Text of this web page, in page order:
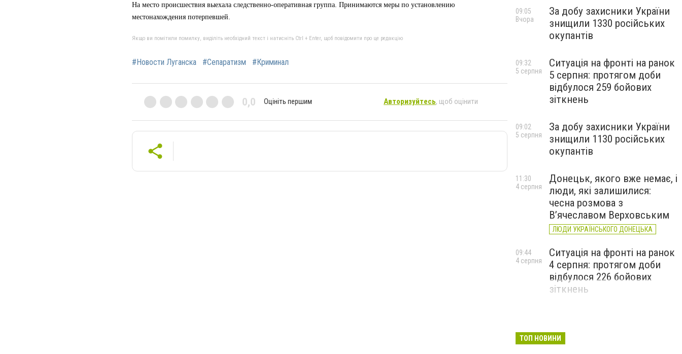
На место происшествия выехала следственно-оперативная группа. Принимаются меры по установлению
местонахождения потерпевшей.
Якщо ви помітили помилку, виділіть необхідний текст і натисніть Ctrl + Enter, щоб повідомити про це редакцію
#Новости Луганска #Сепаратизм #Криминал
0,0 Оцініть першим Авторизуйтесь, щоб оцінити
За добу захисники України
знищили 1330 російських
окупантів
09:05
Вчора
Ситуація на фронті на ранок
5 серпня: протягом доби
відбулося 259 бойових
зіткнень
09:32
5 серпня
За добу захисники України
знищили 1130 російських
окупантів
09:02
5 серпня
Донецьк, якого вже немає, і
люди, які залишилися:
чесна розмова з
В’ячеславом Верховським
ЛЮДИ УКРАЇНСЬКОГО ДОНЕЦЬКА
11:30
4 серпня
Ситуація на фронті на ранок
4 серпня: протягом доби
відбулося 226 бойових
зіткнень
09:44
4 серпня
ТОП НОВИНИ